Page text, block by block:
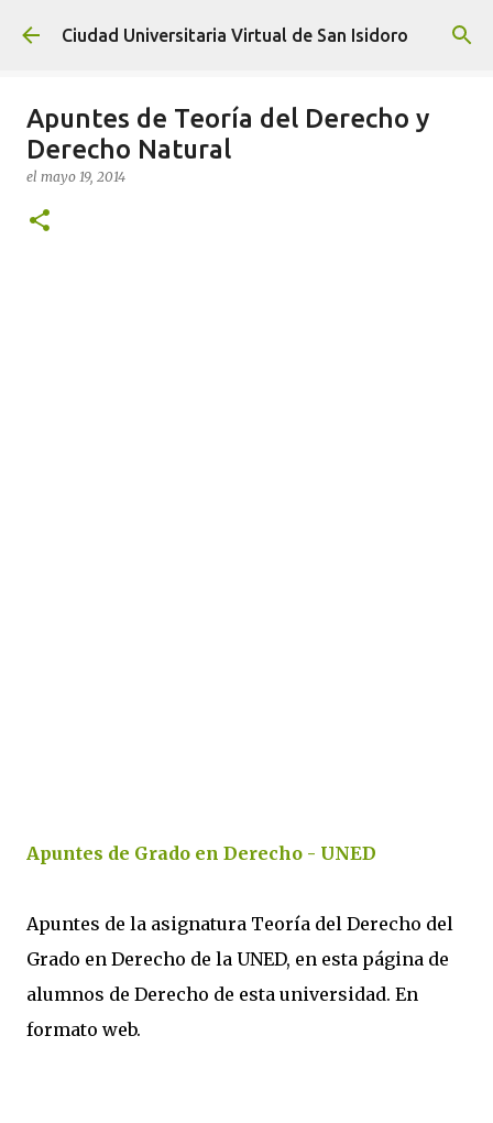
Ir al contenido principal
Ciudad Universitaria Virtual de San Isidoro
Apuntes de Teoría del Derecho y
Derecho Natural
el mayo 19, 2014
Apuntes de Grado en Derecho - UNED
Apuntes de la asignatura Teoría del Derecho del
Grado en Derecho de la UNED, en esta página de
alumnos de Derecho de esta universidad. En
formato web.